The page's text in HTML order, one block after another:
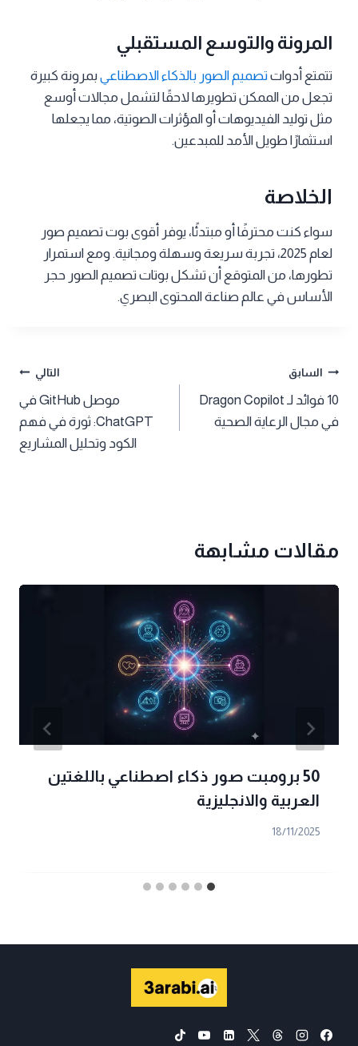
المرونة والتوسع المستقبلي
تتمتع أدواتتصميم الصور بالذكاء الاصطناعيبمرونة كبيرة
تجعل من الممكن تطويرها لاحقًا لتشمل مجالات أوسع
مثل توليد الفيديوهات أو المؤثرات الصوتية، مما يجعلها
استثمارًا طويل الأمد للمبدعين.
الخلاصة
سواء كنت محترفًا أو مبتدئًا، يوفر أقوى بوت تصميم صور
لعام 2025، تجربة سريعة وسهلة ومجانية. ومع استمرار
تطورها، من المتوقع أن تشكل بوتات تصميم الصور حجر
الأساس في عالم صناعة المحتوى البصري.
تصفّح
المقالات
السابق
10 فوائد لـ Dragon Copilot
في مجال الرعاية الصحية
التالي
موصل GitHub في
ChatGPT: ثورة في فهم
الكود وتحليل المشاريع
مقالات مشابهة
50 برومبت صور ذكاء اصطناعي باللغتين
العربية والانجليزية
18/11/2025